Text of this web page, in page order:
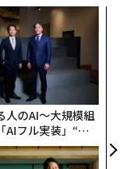
人のAI〜大規模組
AIフル実装」“使
“動く”企業へ【N
ジネス×PwC】